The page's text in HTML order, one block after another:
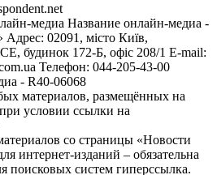
медиа Название онлайн-медиа -
Адрес: 02091, місто Київ,
172-Б, офіс 208/1 E-mail:
Телефон: 044-205-43-00
- R40-06068
материалов, размещённых на
условии ссылки на
со страницы «Новости
интернет-изданий – обязательна
поисковых систем гиперссылка.